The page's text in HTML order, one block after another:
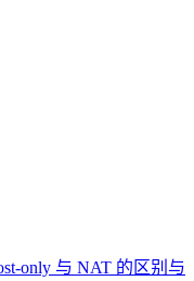
only 与 NAT 的区别与